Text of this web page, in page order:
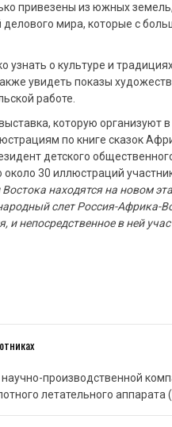
привезены из южных
мира, которые с
узнать о культуре и
увидеть показы
работе.
которую организуют
по книге сказок
детского
30 иллюстраций
находятся на новом
слет Россия-Африка-
и непосредственное в ней
научно-производственной
летательного аппарата